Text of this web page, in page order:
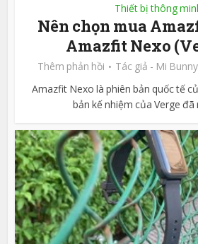
Thiết bị thông
Nên chọn mua
Amazfit Nexo
Thêm phản hồi Tác giả - Mi Bunny
Amazfit Nexo là phiên bản quốc tế
bản kế nhiệm của Verge đã